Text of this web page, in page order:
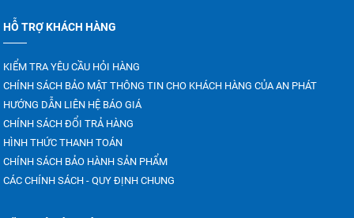
HỖ TRỢ KHÁCH HÀNG
KIỂM TRA YÊU CẦU HỎI HÀNG
CHÍNH SÁCH BẢO MẬT THÔNG TIN CHO KHÁCH HÀNG CỦA AN PHÁT
HƯỚNG DẪN LIÊN HỆ BÁO GIÁ
CHÍNH SÁCH ĐỔI TRẢ HÀNG
HÌNH THỨC THANH TOÁN
CHÍNH SÁCH BẢO HÀNH SẢN PHẨM
CÁC CHÍNH SÁCH - QUY ĐỊNH CHUNG